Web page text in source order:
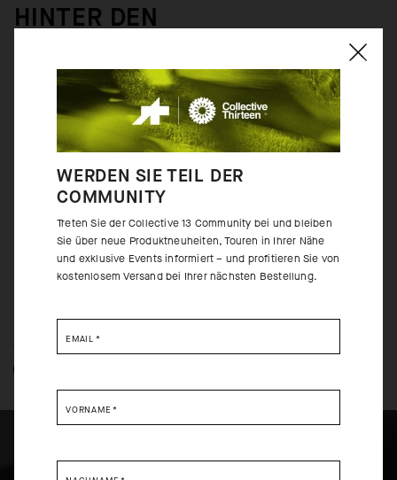
HINTER DEN
Wir wenden uns hier von traditionellen Formen ab und ersetzen diese
durch die Energie und Dynamik. Bei der Gestaltung des Gruppetto-Trikots
mit seinen gewagten, energiegeladenen Mustern haben wir uns von der
Kunstform des Futurismus inspirieren lassen. Mit seinen offenkantig
verarbeiteten Ärmeln, seinem atmungsaktivem Hauptmaterial und der
optimierten regularFit-Passform eignet es sich ideal für ambitionierte
Fahrer, denen absoluter Komfort wichtiger ist als alles andere.
TECHNOLOGIE: ÜBERBLICK
GENAUERE ANGABEN
WERDEN SIE TEIL DER
COMMUNITY
Treten Sie der Collective 13 Community bei und bleiben
Sie über neue Produktneuheiten, Touren in Ihrer Nähe
und exklusive Events informiert – und profitieren Sie von
kostenlosem Versand bei Ihrer nächsten Bestellung.
EMAIL *
VORNAME *